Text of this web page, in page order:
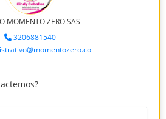
MOMENTO ZERO SAS
3206881540